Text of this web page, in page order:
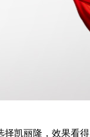
凯丽隆，效果看得